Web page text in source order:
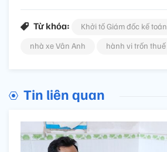
Từ khóa:
Khởi tố Giám đốc kế toán
nhà xe Vân Anh
hành vi trốn thuế
Tin liên quan